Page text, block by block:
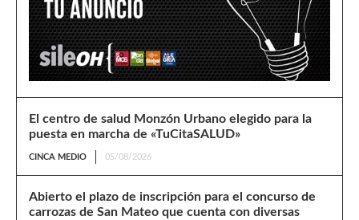
El centro de salud Monzón Urbano elegido para la
puesta en marcha de «TuCitaSALUD»
CINCA MEDIO 05/08/2026
Abierto el plazo de inscripción para el concurso de
carrozas de San Mateo que cuenta con diversas